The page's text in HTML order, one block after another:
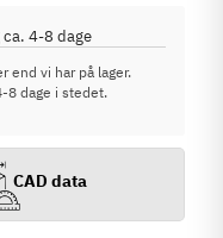
ca. 4-8 dage
end vi har på lager.
8 dage i stedet.
CAD data